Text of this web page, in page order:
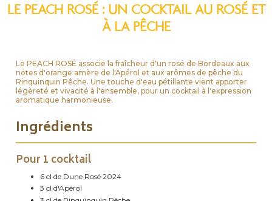
LE PEACH ROSÉ : UN COCKTAIL AU ROSÉ ET
À LA PÊCHE
Le PEACH ROSÉ associe la fraîcheur d'un rosé de Bordeaux aux
notes d'orange amère de l'Apérol et aux arômes de pêche du
Rinquinquin Pêche. Une touche d'eau pétillante vient apporter
légèreté et vivacité à l'ensemble, pour un cocktail à l'expression
aromatique harmonieuse.
Ingrédients
Pour 1 cocktail
6 cl de Dune Rosé 2024
3 cl d'Apérol